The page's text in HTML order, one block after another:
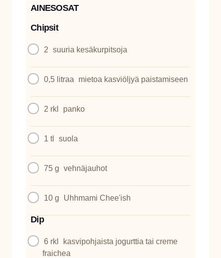
AINESOSAT
Chipsit
2 suuria kesäkurpitsoja
0,5 litraa mietoa kasviöljyä paistamiseen
2 rkl panko
1 tl suola
75 g vehnäjauhot
10 g Uhhmami Chee'ish
Dip
6 rkl
kasvipohjaista jogurttia tai creme
fraichea